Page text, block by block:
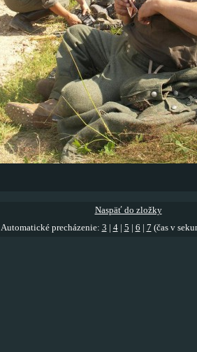
Naspäť do zložky
Automatické precházenie: 3 4| 5 6 7 (čas v